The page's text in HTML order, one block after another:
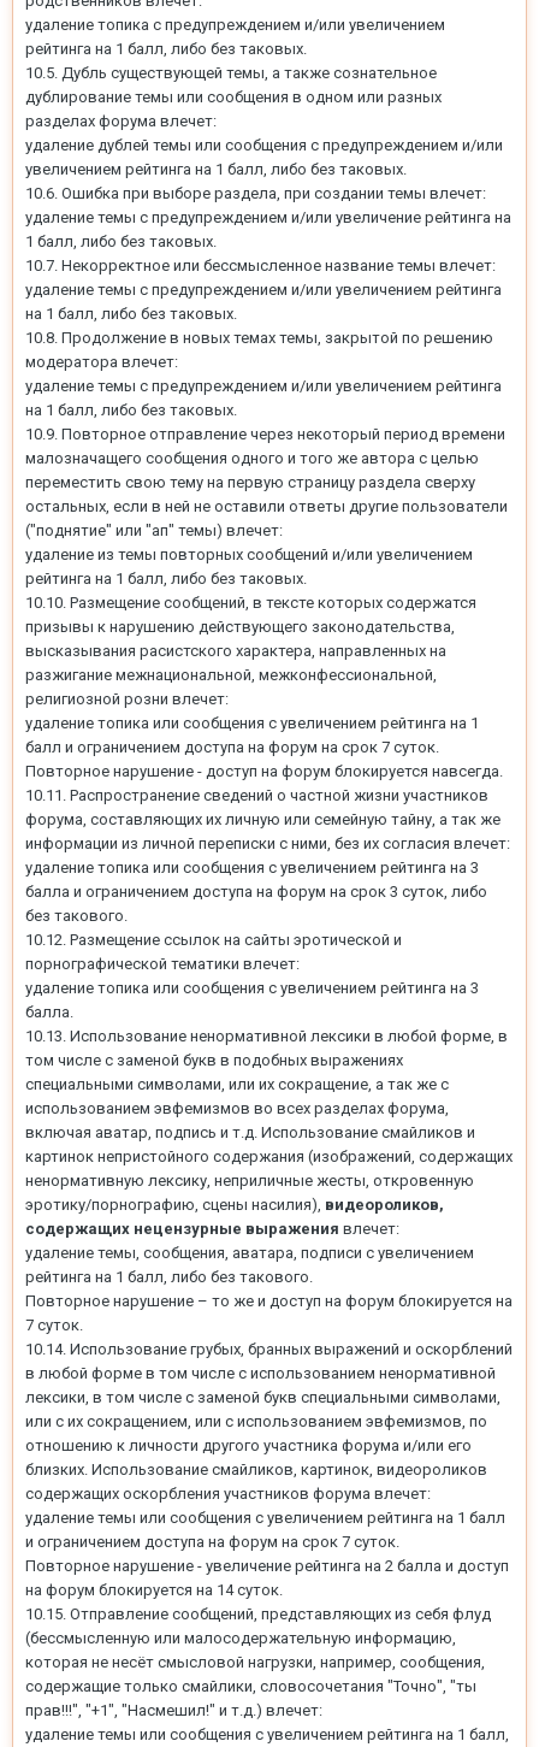
удаление топика с предупреждением и/или увеличением
рейтинга на 1 балл, либо без таковых.
10.5. Дубль существующей темы, а также сознательное
дублирование темы или сообщения в одном или разных
разделах форума влечет:
удаление дублей темы или сообщения с предупреждением и/или
увеличением рейтинга на 1 балл, либо без таковых.
10.6. Ошибка при выборе раздела, при создании темы влечет:
удаление темы с предупреждением и/или увеличение рейтинга на
1 балл, либо без таковых.
10.7. Некорректное или бессмысленное название темы влечет:
удаление темы с предупреждением и/или увеличением рейтинга
на 1 балл, либо без таковых.
10.8. Продолжение в новых темах темы, закрытой по решению
модератора влечет:
удаление темы с предупреждением и/или увеличением рейтинга
на 1 балл, либо без таковых.
10.9. Повторное отправление через некоторый период времени
малозначащего сообщения одного и того же автора с целью
переместить свою тему на первую страницу раздела сверху
остальных, если в ней не оставили ответы другие пользователи
("поднятие" или "ап" темы) влечет:
удаление из темы повторных сообщений и/или увеличением
рейтинга на 1 балл, либо без таковых.
10.10. Размещение сообщений, в тексте которых содержатся
призывы к нарушению действующего законодательства,
высказывания расистского характера, направленных на
разжигание межнациональной, межконфессиональной,
религиозной розни влечет:
удаление топика или сообщения с увеличением рейтинга на 1
балл и ограничением доступа на форум на срок 7 суток.
Повторное нарушение - доступ на форум блокируется навсегда.
10.11. Распространение сведений о частной жизни участников
форума, составляющих их личную или семейную тайну, а так же
информации из личной переписки с ними, без их согласия влечет:
удаление топика или сообщения с увеличением рейтинга на 3
балла и ограничением доступа на форум на срок 3 суток, либо
без такового.
10.12. Размещение ссылок на сайты эротической и
порнографической тематики влечет:
удаление топика или сообщения с увеличением рейтинга на 3
балла.
10.13. Использование ненормативной лексики в любой форме, в
том числе с заменой букв в подобных выражениях
специальными символами, или их сокращение, а так же с
использованием эвфемизмов во всех разделах форума,
включая аватар, подпись и т.д. Использование смайликов и
картинок непристойного содержания (изображений, содержащих
ненормативную лексику, неприличные жесты, откровенную
эротику/порнографию, сцены насилия), видеороликов,
содержащих нецензурные выражения влечет:
удаление темы, сообщения, аватара, подписи с увеличением
рейтинга на 1 балл, либо без такового.
Повторное нарушение – то же и доступ на форум блокируется на
7 суток.
10.14. Использование грубых, бранных выражений и оскорблений
в любой форме в том числе с использованием ненормативной
лексики, в том числе с заменой букв специальными символами,
или с их сокращением, или с использованием эвфемизмов, по
отношению к личности другого участника форума и/или его
близких. Использование смайликов, картинок, видеороликов
содержащих оскорбления участников форума влечет:
удаление темы или сообщения с увеличением рейтинга на 1 балл
и ограничением доступа на форум на срок 7 суток.
Повторное нарушение - увеличение рейтинга на 2 балла и доступ
на форум блокируется на 14 суток.
10.15. Отправление сообщений, представляющих из себя флуд
(бессмысленную или малосодеpжательную информацию,
которая не несёт смысловой нагрузки, например, сообщения,
содержащие только смайлики, словосочетания "Точно", "ты
прав!!!", "+1", "Насмешил!" и т.д.) влечет:
удаление темы или сообщения с увеличением рейтинга на 1 балл,